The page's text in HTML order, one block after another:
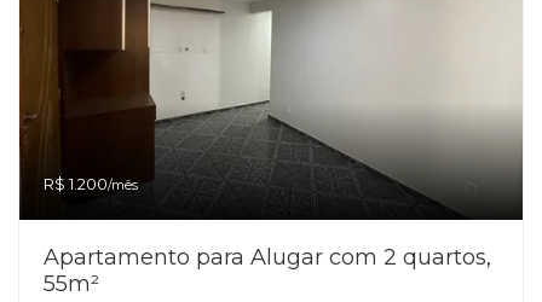
R$ 1.200/mês
Apartamento para Alugar com 2 quartos,
55m²